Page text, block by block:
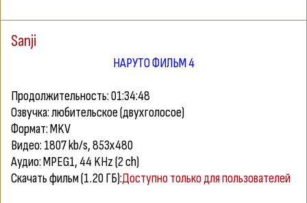
Sanji
НАРУТО ФИЛЬМ 4
Продолжительность: 01:34:48
Озвучка: любительское (двухголосое)
Формат: MKV
Видео: 1807 kb/s, 853x480
Аудио: MPEG1, 44 KHz (2 ch)
Скачать фильм (1.20 ГБ):Доступно только для пользователей